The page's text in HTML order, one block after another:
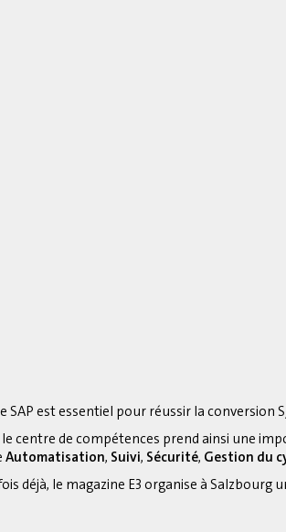
SAP est essentiel pour réussir la conversion
centre de compétences prend ainsi une
Automatisation, Suivi, Sécurité, Gestion du
déjà, le magazine E3 organise à